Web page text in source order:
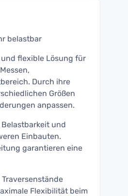
belastbar
flexible Lösung für
Durch ihre
Größen
anpassen.
und
Einbauten.
garantieren eine
Flexibilität beim